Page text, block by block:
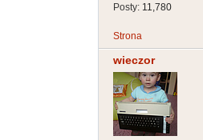
Posty: 11,780
Strona
wieczor